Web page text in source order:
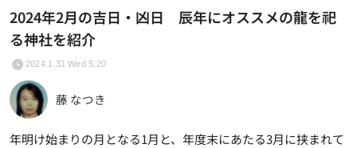
2024年2月の吉日・凶日 辰年にオススメの龍を祀
る神社を紹介
2024.1.31 Wed 5:20
藤 なつき
年明け始まりの月となる1月と、年度末にあたる3月に挟まれて